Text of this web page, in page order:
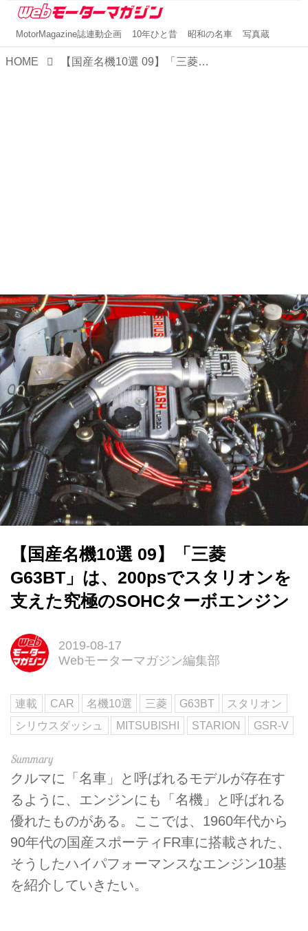
MotorMagazine誌連動企画 10年ひと昔 昭和の名車 写真蔵
HOME 【国産名機10選 09】「三菱 G63BT」は、200psでスタリオンを支えた究極のSOHCターボエンジン
【国産名機10選 09】「三菱
G63BT」は、200psでスタリオンを
支えた究極のSOHCターボエンジン
2019-08-17
Webモーターマガジン編集部
連載 CAR 名機10選 三菱 G63BT
スタリオン
シリウスダッシュ
MITSUBISHI STARION GSR-V
クルマに「名車」と呼ばれるモデルが存在す
るように、エンジンにも「名機」と呼ばれる
優れたものがある。ここでは、1960年代から
90年代の国産スポーティFR車に搭載された、
そうしたハイパフォーマンスなエンジン10基
を紹介していきたい。